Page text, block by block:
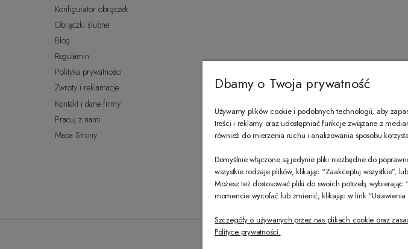
Konfigurator obrączek
Obrączki ślubne
Blog
Regulamin
Polityka prywatności
Zwroty i reklamacje
Kontakt i dane firmy
Pracuj z nami
Mapa Strony
Dbamy o Twoja prywatność
Używamy plików cookie i podobnych technologii, aby
treści i reklamy oraz udostępniać funkcje związane z
również do mierzenia ruchu i analizowania sposobu
Domyślnie włączone są jedynie pliki niezbędne do
wszystkie rodzaje plików, klikając “Zaakceptuj wszystkie”,
Możesz też dostosować pliki do swoich potrzeb,
momencie wycofać lub zmienić, klikając w link
Szczegóły o używanych przez nas plikach cookie oraz
Polityce prywatności.